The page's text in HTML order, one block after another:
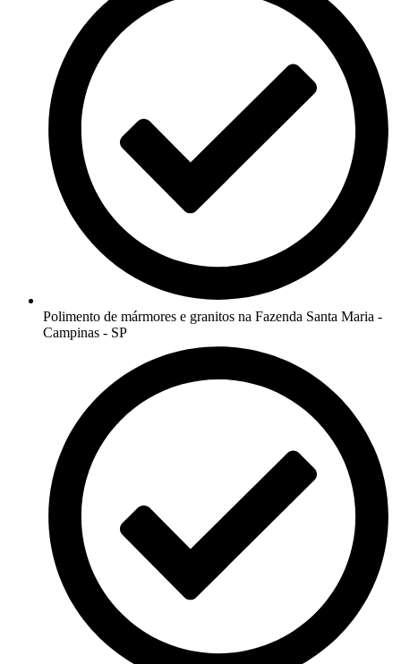
Polimento de mármores e granitos na Fazenda Santa Maria -
Campinas - SP